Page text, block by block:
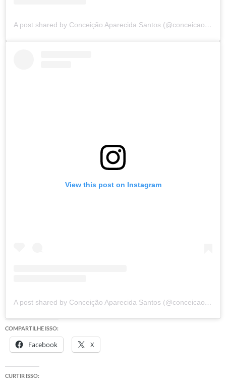
A post shared by Conceição Aparecida Santos (@conceicao.a.santos)
View this post on Instagram
A post shared by Conceição Aparecida Santos (@conceicao.a.santos)
COMPARTILHE ISSO:
Facebook X
CURTIR ISSO: